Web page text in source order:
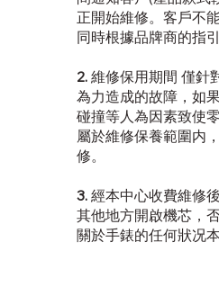
正開始維修。客戶不
同時根據品牌商的指
2. 維修保用期間 僅針
為力造成的故障，如
碰撞等人為因素致使
屬於維修保養範圍内
修。
3. 經本中心收費維修
其他地方開啟機芯，
關於手錶的任何狀况